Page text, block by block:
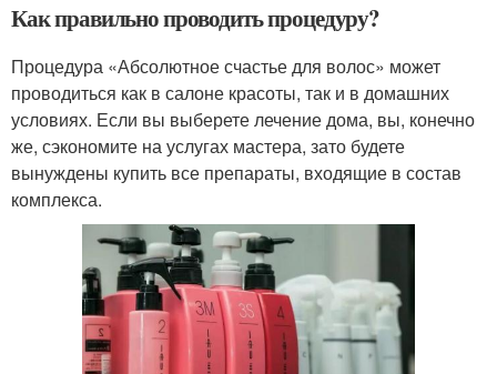
Как правильно проводить процедуру?
Процедура «Абсолютное счастье для волос» может
проводиться как в салоне красоты, так и в домашних
условиях. Если вы выберете лечение дома, вы, конечно
же, сэкономите на услугах мастера, зато будете
вынуждены купить все препараты, входящие в состав
комплекса.